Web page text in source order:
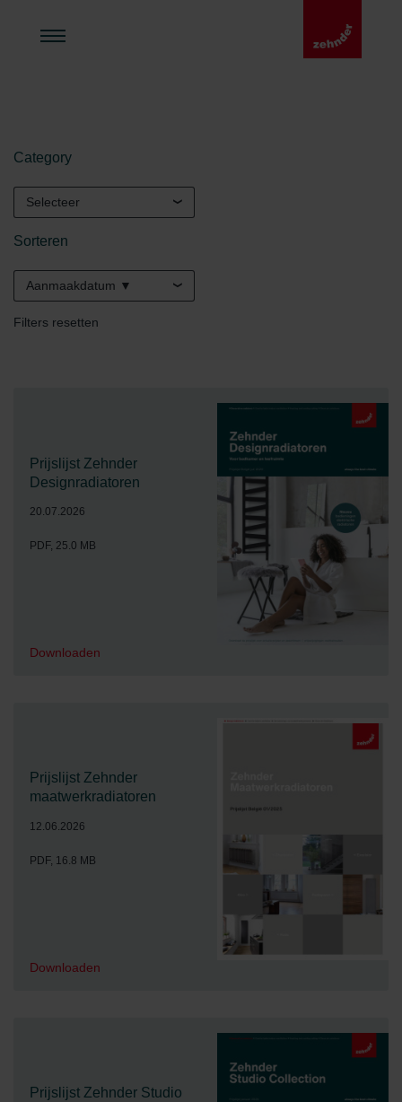
Category
Selecteer
Sorteren
Aanmaakdatum ▼
Filters resetten
Prijslijst Zehnder
Designradiatoren
20.07.2026
PDF, 25.0 MB
Downloaden
Prijslijst Zehnder
maatwerkradiatoren
12.06.2026
PDF, 16.8 MB
Downloaden
Prijslijst Zehnder Studio